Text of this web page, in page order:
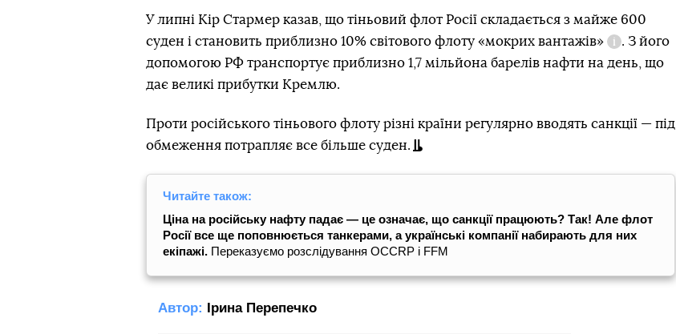
У липні Кір Стармер казав, що тіньовий флот Росії складається з майже 600
суден і становить приблизно 10% світового флоту «мокрих вантажів»
Довідка
. З його
допомогою РФ транспортує приблизно 1,7 мільйона барелів нафти на день, що
дає великі прибутки Кремлю.
Проти російського тіньового флоту різні країни регулярно вводять санкції — під
обмеження потрапляє все більше суден.
Читайте також:
Ціна на російську нафту падає — це означає, що санкції працюють? Так! Але флот
Росії все ще поповнюється танкерами, а українські компанії набирають для них
екіпажі. Переказуємо розслідування OCCRP і FFM
Автор: Ірина Перепечко